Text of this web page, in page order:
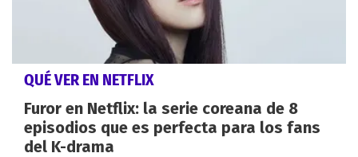
QUÉ VER EN NETFLIX
Furor en Netflix: la serie coreana de 8
episodios que es perfecta para los fans
del K-drama